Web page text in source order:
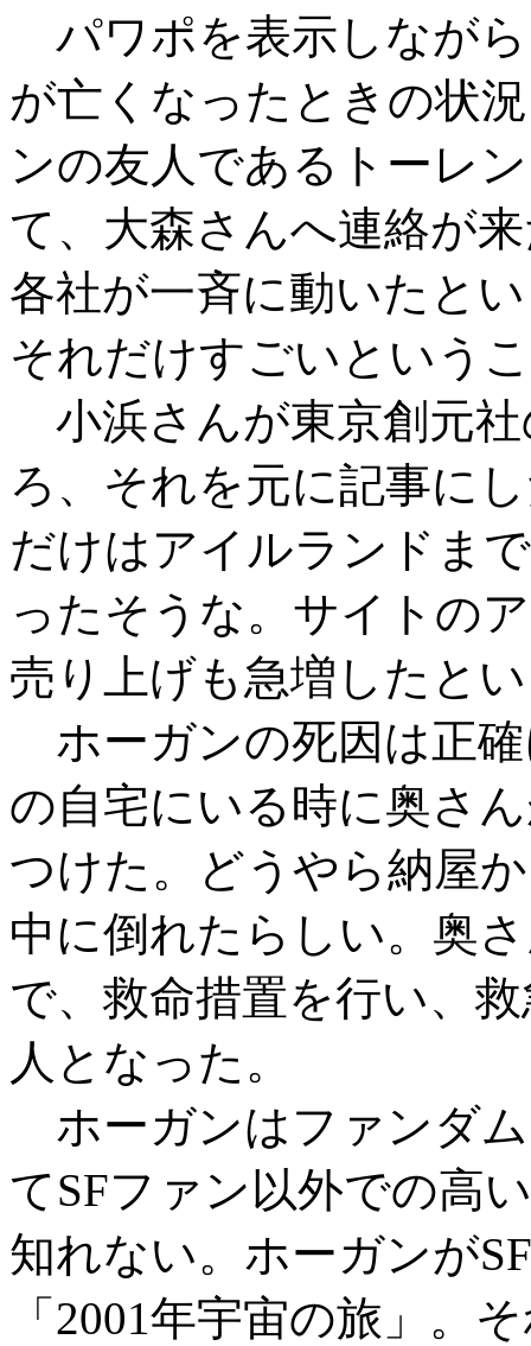
パワポを表示しなが
が亡くなったときの状
ンの友人であるトーレ
て、大森さんへ連絡が
各社が一斉に動いたと
それだけすごいという
小浜さんが東京創元
ろ、それを元に記事に
だけはアイルランドま
ったそうな。サイトの
売り上げも急増したと
ホーガンの死因は正
の自宅にいる時に奥さ
つけた。どうやら納屋
中に倒れたらしい。奥
で、救命措置を行い、
人となった。
ホーガンはファンダ
てSFファン以外での高
知れない。ホーガンが
「2001年宇宙の旅」。